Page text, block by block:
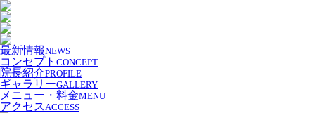
最新情報NEWS
コンセプト CONCEPT
院長紹介PROFILE
ギャラリーGALLERY
メニュー・料金MENU
アクセスACCESS